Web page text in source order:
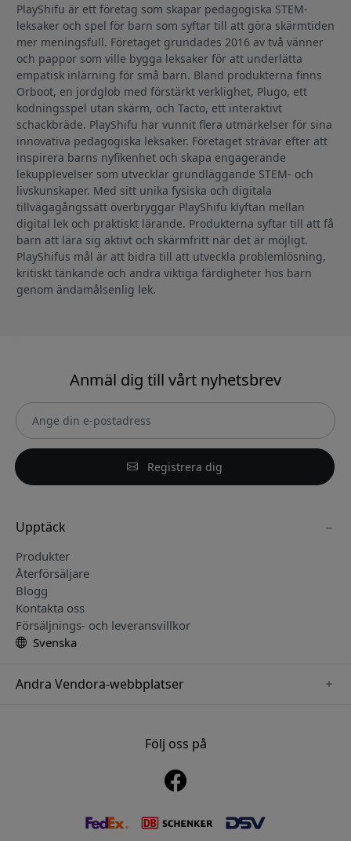
PlayShifu är ett företag som skapar pedagogiska STEM-
leksaker och spel för barn som syftar till att göra skärmtiden
mer meningsfull. Företaget grundades 2016 av två vänner
och pappor som ville bygga leksaker för att underlätta
empatisk inlärning för små barn. Bland produkterna finns
Orboot, en jordglob med förstärkt verklighet, Plugo, ett
kodningsspel utan skärm, och Tacto, ett interaktivt
schackbräde. PlayShifu har vunnit flera utmärkelser för sina
innovativa pedagogiska leksaker. Företaget strävar efter att
inspirera barns nyfikenhet och skapa engagerande
lekupplevelser som utvecklar grundläggande STEM- och
livskunskaper. Med sitt unika fysiska och digitala
tillvägagångssätt överbryggar PlayShifu klyftan mellan
digital lek och praktiskt lärande. Produkterna syftar till att få
barn att lära sig aktivt och skärmfritt när det är möjligt.
PlayShifus mål är att bidra till att utveckla problemlösning,
kritiskt tänkande och andra viktiga färdigheter hos barn
genom ändamålsenlig lek.
Anmäl dig till vårt nyhetsbrev
Registrera dig
Upptäck
Produkter
Återförsäljare
Blogg
Kontakta oss
Försäljnings- och leveransvillkor
Svenska
Andra Vendora-webbplatser
www.nordicsmartlight.seFölj oss på